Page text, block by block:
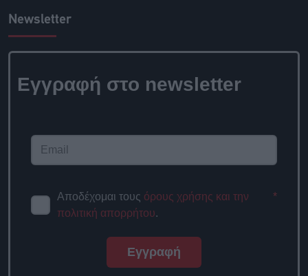
Newsletter
Εγγραφή στο newsletter
Αποδέχομαι τους όρους χρήσης και την
πολιτική απορρήτου.
*
Εγγραφή